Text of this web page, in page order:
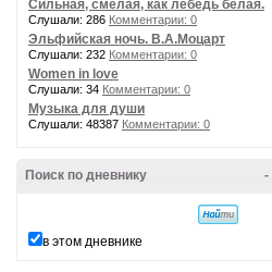
Сильная, смелая, как лебедь белая.
Слушали: 286 Комментарии: 0
Эльфийская ночь. В.А.Моцарт
Слушали: 232 Комментарии: 0
Women in love
Слушали: 34 Комментарии: 0
Музыка для души
Слушали: 48387 Комментарии: 0
-
Поиск по дневнику
в этом дневнике